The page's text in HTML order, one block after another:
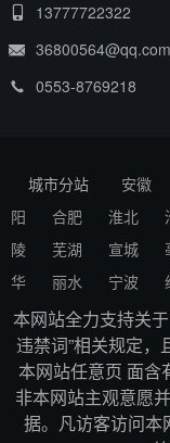
13777722322
36800564@qq.com
0553-8769218
城市分站 安徽
阳
合肥 淮北
陵
芜湖 宣城
华
丽水 宁波
本网站全力支持关
违禁词”相关规定，
本网站任意页 面含
非本网站主观意愿
据。凡访客访问本